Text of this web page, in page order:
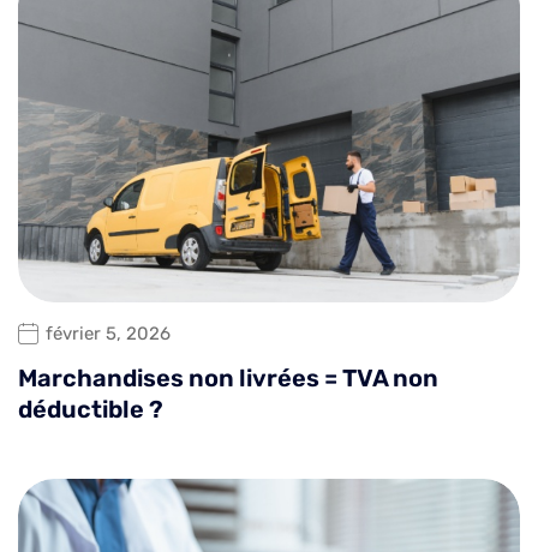
février 5, 2026
Marchandises non livrées = TVA non
déductible ?